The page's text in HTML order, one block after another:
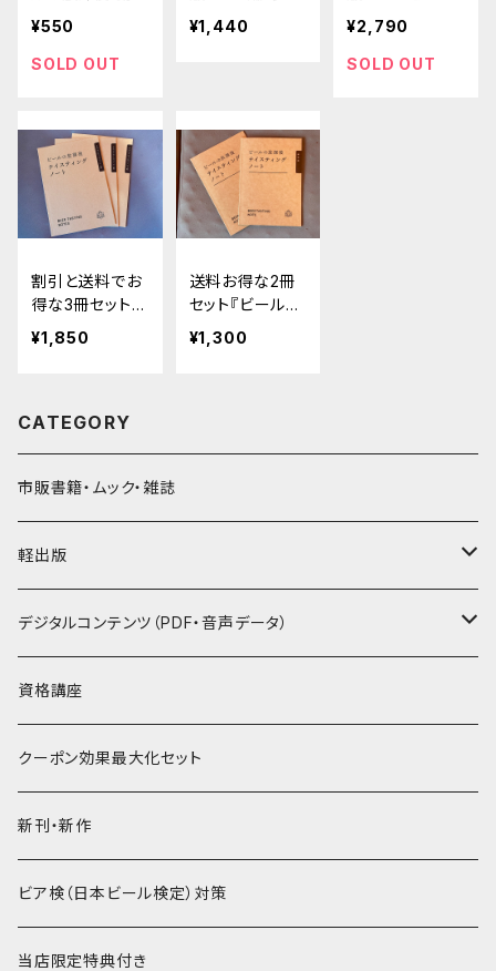
号 IPAの歴史と
¥550
SOLD OUT
刊号「青流、盾を
奔れ ルポ ブリ
放課後 創刊号
＋有明本』セット
¥1,440
の放課後』創刊
号＋有明本、第2
号、第3号、テイ
¥2,790
SOLD OUT
割引と送料でお
得な3冊セット
『ビールの放課
後テイスティン
ー版』
¥1,850
送料お得な2冊
セット『ビールの
放課後テイステ
ィングノート ク
¥1,300
CATEGORY
市販書籍・ムック・雑誌
軽出版
セット
デジタルコンテンツ（PDF・音声データ）
PDF
音声データ
PDF＋音声データ
資格講座
クーポン効果最大化セット
新刊・新作
ビア検（日本ビール検定）対策
当店限定特典付き